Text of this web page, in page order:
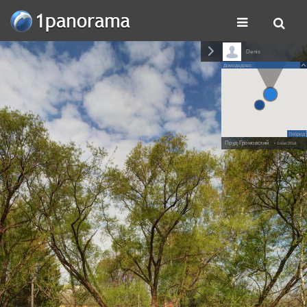
Denis
Домодедово
Гибрид
Пруд Громовский • 1 мая 2014